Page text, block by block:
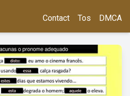
Contact Tos DMCA